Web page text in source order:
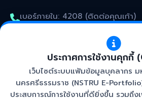
เบอร์ภายใน: 4208 (ติดต่อคุณเก้า)
kunakorn_won@nstru.ac.th
ประกาศการใช้งานคุกกี้
เว็บไซต์ระบบแฟ้มข้อมูลบุคลากร
นครศรีธรรมราช (NSTRU E-
ประสบการณ์การใช้งานที่ดียิ่งขึ้น รวมถึง